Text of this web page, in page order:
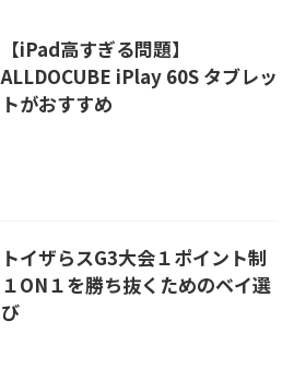
【iPad高すぎる問題】
ALLDOCUBE iPlay 60S タブレッ
トがおすすめ
トイザらスG3大会１ポイント制
１ON１を勝ち抜くためのベイ選
び